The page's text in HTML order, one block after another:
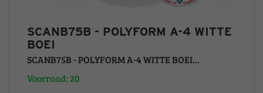
SCANB75B - POLYFORM A-4 WITTE
BOEI
SCANB75B - POLYFORM A-4 WITTE BOEI...
Voorraad: 20